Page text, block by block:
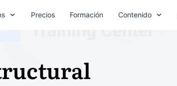
Precios Formación Contenido